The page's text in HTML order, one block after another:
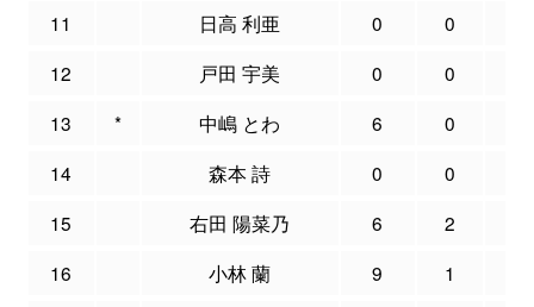
11 日高 利亜 0 0
12
戸田 宇美 0 0
13
* 中嶋 とわ 6 0
14
森本 詩 0 0
15
右田 陽菜乃 6 2
16
小林 蘭 9 1